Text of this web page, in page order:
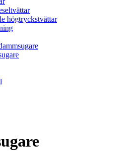
högtryckstvättar